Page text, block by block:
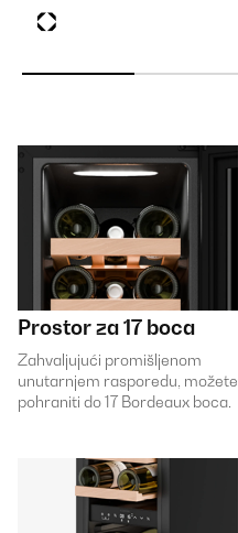
Prostor za 17 boca
Zahvaljujući promišljenom
unutarnjem rasporedu, možete
pohraniti do 17 Bordeaux boca.